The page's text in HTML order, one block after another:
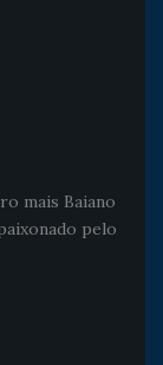
mais Baiano
pelo